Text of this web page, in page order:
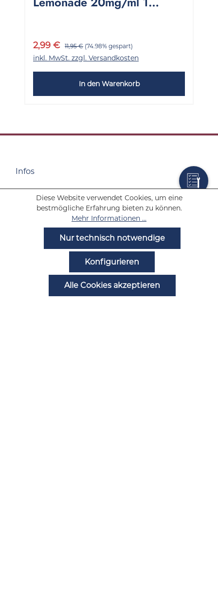
2,99 € 11,95 € (74.98% gespart)
inkl. MwSt. zzgl. Versandkosten
In den Warenkorb
Infos
Wolf Tabakwaren
Diese Website verwendet Cookies, um eine
bestmögliche Erfahrung bieten zu können.
Mehr Informationen ...
Nur technisch notwendige
Konfigurieren
Alle Cookies akzeptieren